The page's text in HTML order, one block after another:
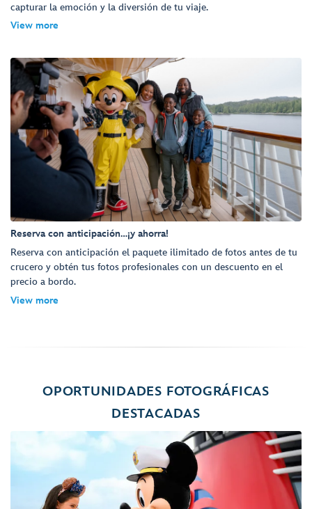
capturar la emoción y la diversión de tu viaje.
View more
Reserva con anticipación…¡y ahorra!
Reserva con anticipación el paquete ilimitado de fotos antes de tu
crucero y obtén tus fotos profesionales con un descuento en el
precio a bordo.
View more
OPORTUNIDADES FOTOGRÁFICAS
DESTACADAS